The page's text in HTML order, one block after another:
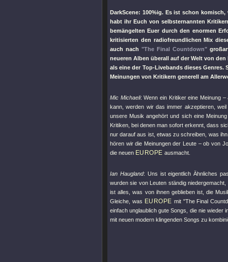
DarkScene: 100%ig. Es ist schon
habt ihr Euch von selbsternannten
bemängelten Euer durch den enormen
kritisierten den radiofreundlichen Mix
auch nach"The Final Countdown"
neueren Alben überall auf der Welt von
als eine der Top-Livebands dieses
Meinungen von Kritikern generell am
Mic Michaeli: Wenn ein Kritiker eine Meinung
kann, werden wir das immer akzeptieren,
unsere Musik angehört und sich eine
Kritiken, bei denen man sofort erkennt, dass
nur darauf aus ist, etwas zu schreiben, was
hören wir die Meinungen der Leute – ob von
die neuen EUROPE ausmacht.
Ian Haugland: Uns ist eigentlich Ähnliches
wurden sie von Leuten ständig
ist alles, was von ihnen geblieben ist, die
Gleiche, was EUROPE mit "The Final
einfach unglaublich gute Songs, die nie wieder
mit neuen modern klingenden Songs zu